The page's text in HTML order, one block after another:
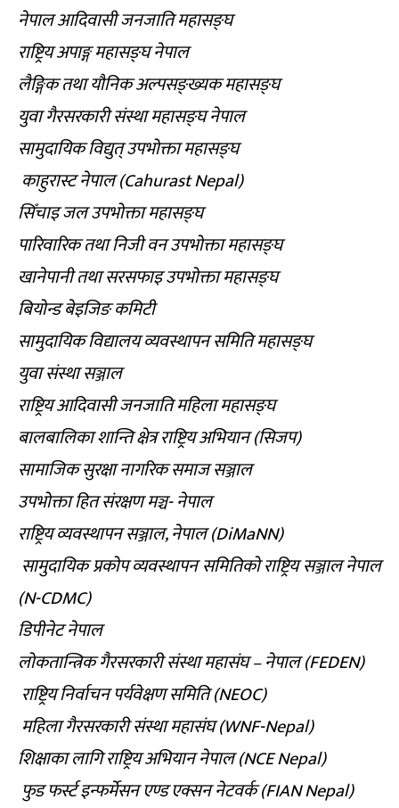
नेपाल आदिवासी जनजाति महासङ्घ
राष्ट्रिय अपाङ्ग महासङ्घ नेपाल
लैङ्गिक तथा यौनिक अल्पसङ्ख्यक महासङ्घ
युवा गैरसरकारी संस्था महासङ्घ नेपाल
सामुदायिक विद्युत् उपभोक्ता महासङ्घ
काहुरास्ट नेपाल (Cahurast Nepal)
सिँचाइ जल उपभोक्ता महासङ्घ
पारिवारिक तथा निजी वन उपभोक्ता महासङ्घ
खानेपानी तथा सरसफाइ उपभोक्ता महासङ्घ
बियोन्ड बेइजिङ कमिटी
सामुदायिक विद्यालय व्यवस्थापन समिति महासङ्घ
युवा संस्था सञ्जाल
राष्ट्रिय आदिवासी जनजाति महिला महासङ्घ
बालबालिका शान्ति क्षेत्र राष्ट्रिय अभियान (सिजप)
सामाजिक सुरक्षा नागरिक समाज सञ्जाल
उपभोक्ता हित संरक्षण मञ्च- नेपाल
राष्ट्रिय व्यवस्थापन सञ्जाल, नेपाल (DiMaNN)
सामुदायिक प्रकोप व्यवस्थापन समितिको राष्ट्रिय सञ्जाल नेपाल
(N-CDMC)
डिपीनेट नेपाल
लोकतान्त्रिक गैरसरकारी संस्था महासंघ – नेपाल (FEDEN)
राष्ट्रिय निर्वाचन पर्यवेक्षण समिति (NEOC)
महिला गैरसरकारी संस्था महासंघ (WNF-Nepal)
शिक्षाका लागि राष्ट्रिय अभियान नेपाल (NCE Nepal)
फुड फर्स्ट इन्फर्मेसन एण्ड एक्सन नेटवर्क (FIAN Nepal)